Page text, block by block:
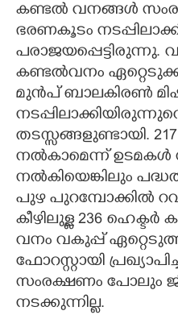
കണ്ടൽ വനങ്ങൾ
ഭരണകൂടം
പരാജയപ്പെട്ടിരുന്നു.
കണ്ടൽവനം
മുൻപ് ബാലകിരൺ
തടസ്സങ്ങളുണ്ടായി.
നൽകാമെന്ന് ഉടമകൾ
നൽകിയെങ്കിലും
പുഴ പുറമ്പോക്കിൽ
കീഴിലുള്ള 236
വനം വകുപ്പ്
ഫോറസ്റ്റായി
സംരക്ഷണം പോലും
നടക്കുന്നില്ല.